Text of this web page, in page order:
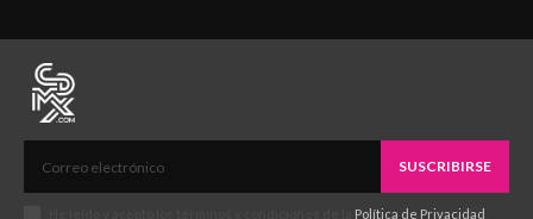
SUSCRIBIRSE
Política de Privacidad